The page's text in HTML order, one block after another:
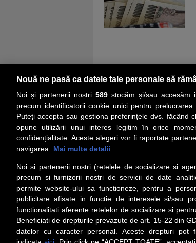
PRIMA PAGINĂ
Social
Urmareste-ne pe Facebook
Nouă ne pasă ca datele tale personale să
Noi și partenerii noștri 589stocăm și/sau accesăm
precum identificatorii cookie unici pentru
Puteți accepta sau gestiona preferințele dvs. făcând
opune utilizării unui interes legitim în orice
confidențialitate. Aceste alegeri vor fi raportate
navigarea.
Mai multe detalii
Noi si partenerii nostri (retelele de socializare si
precum si furnizorii nostri de servicii de date
permite website-ului sa functioneze, pentru a
publicitare afisate in functie de interesele si/sau
functionalitati aferente retelelor de socializare si
Beneficiati de drepturile prevazute de art. 15-22 din
datelor cu caracter personal. Aceste drepturi pot